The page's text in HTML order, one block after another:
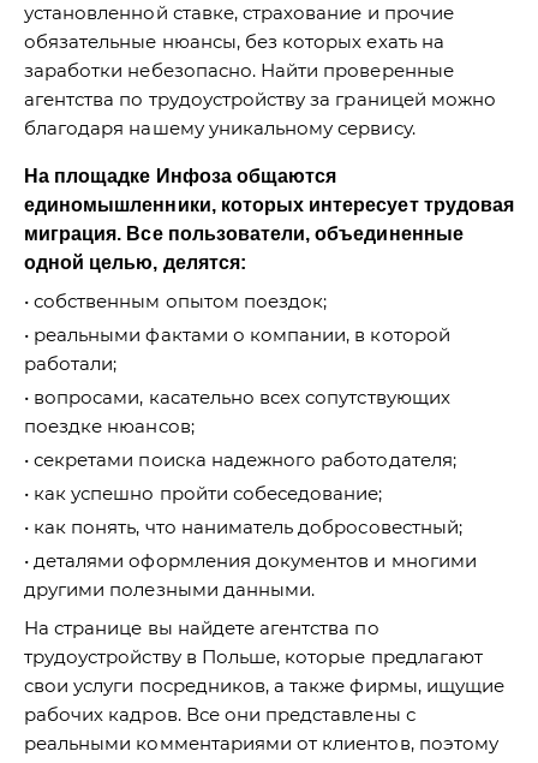
установленной ставке, страхование и прочие
обязательные нюансы, без которых ехать на
заработки небезопасно. Найти проверенные
агентства по трудоустройству за границей можно
благодаря нашему уникальному сервису.
На площадке Инфоза общаются
единомышленники, которых интересует трудовая
миграция. Все пользователи, объединенные
одной целью, делятся:
собственным опытом поездок;
реальными фактами о компании, в которой
работали;
вопросами, касательно всех сопутствующих
поездке нюансов;
секретами поиска надежного работодателя;
как успешно пройти собеседование;
как понять, что наниматель добросовестный;
деталями оформления документов и многими
другими полезными данными.
На странице вы найдете агентства по
трудоустройству в Польше, которые предлагают
свои услуги посредников, а также фирмы, ищущие
рабочих кадров. Все они представлены с
реальными комментариями от клиентов, поэтому